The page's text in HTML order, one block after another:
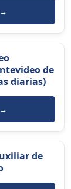
→
de
diarias)
→
de